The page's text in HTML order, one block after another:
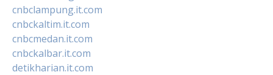
cnbclampung.it.com
cnbckaltim.it.com
cnbcmedan.it.com
cnbckalbar.it.com
detikharian.it.com